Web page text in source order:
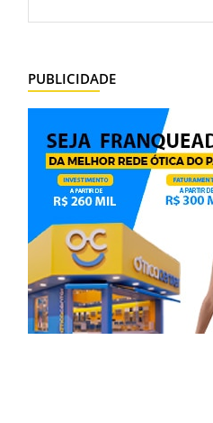
PUBLICIDADE